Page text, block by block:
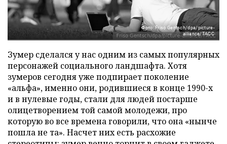
Фото: Friso Gentsch/dpa/picture-
alliance/ТАСС
Зумер сделался у нас одним из самых популярных
персонажей социального ландшафта. Хотя
зумеров сегодня уже подпирает поколение
«альфа», именно они, родившиеся в конце 1990-х
и в нулевые годы, стали для людей постарше
олицетворением той самой молодежи, про
которую во все времена говорили, что она «нынче
пошла не та». Насчет них есть расхожие